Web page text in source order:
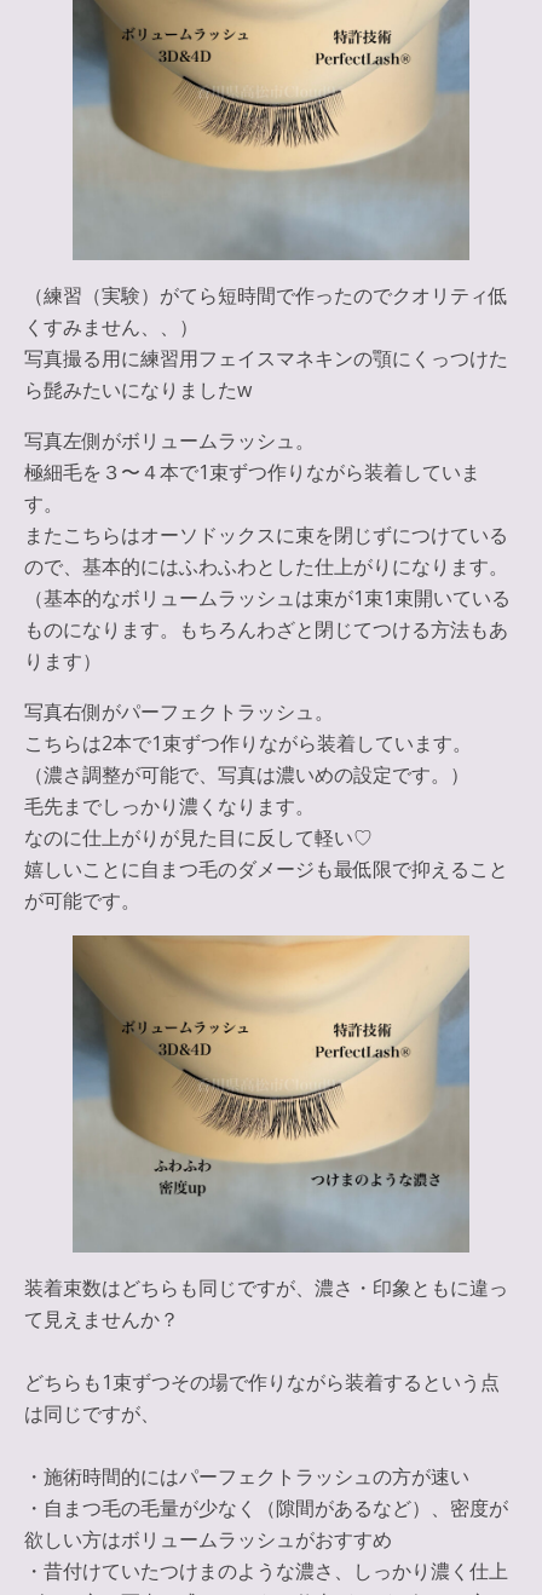
（練習（実験）がてら短時間で作ったのでクオリティ低
くすみません、、）
写真撮る用に練習用フェイスマネキンの顎にくっつけた
ら髭みたいになりましたw
写真左側がボリュームラッシュ。
極細毛を３〜４本で1束ずつ作りながら装着していま
す。
またこちらはオーソドックスに束を閉じずにつけている
ので、基本的にはふわふわとした仕上がりになります。
（基本的なボリュームラッシュは束が1束1束開いている
ものになります。もちろんわざと閉じてつける方法もあ
ります）
写真右側がパーフェクトラッシュ。
こちらは2本で1束ずつ作りながら装着しています。
（濃さ調整が可能で、写真は濃いめの設定です。）
毛先までしっかり濃くなります。
なのに仕上がりが見た目に反して軽い♡
嬉しいことに自まつ毛のダメージも最低限で抑えること
が可能です。
装着束数はどちらも同じですが、濃さ・印象ともに違っ
て見えませんか？
どちらも1束ずつその場で作りながら装着するという点
は同じですが、
・施術時間的にはパーフェクトラッシュの方が速い
・自まつ毛の毛量が少なく（隙間があるなど）、密度が
欲しい方はボリュームラッシュがおすすめ
・昔付けていたつけまのような濃さ、しっかり濃く仕上